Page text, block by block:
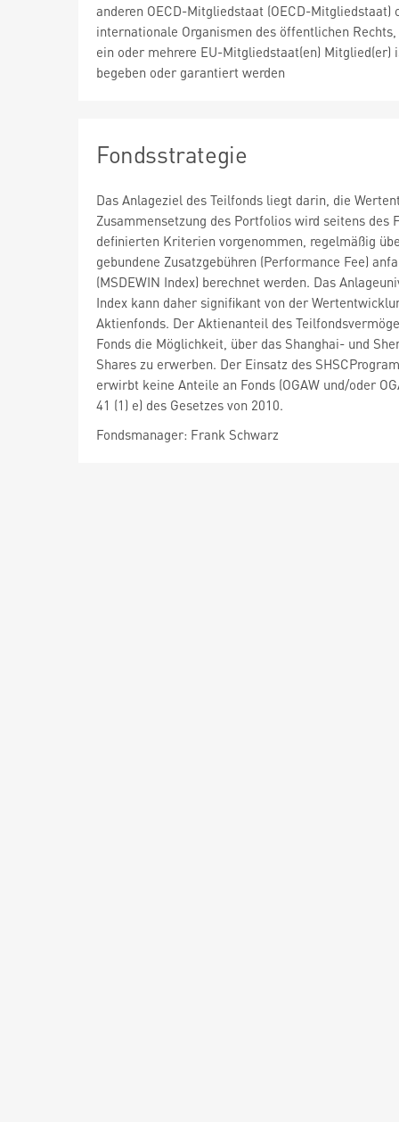
anderen OECD-Mitgliedstaat (OECD-Mitgliedstaat)
internationale Organismen des öffentlichen
ein oder mehrere EU-Mitgliedstaat(en) Mitglied(er)
begeben oder garantiert werden
Fondsstrategie
Das Anlageziel des Teilfonds liegt darin, die
Zusammensetzung des Portfolios wird seitens des
definierten Kriterien vorgenommen, regelmäßig
gebundene Zusatzgebühren (Performance Fee)
(MSDEWIN Index) berechnet werden. Das
Index kann daher signifikant von der
Aktienfonds. Der Aktienanteil des
Fonds die Möglichkeit, über das Shanghai- und
Shares zu erwerben. Der Einsatz des
erwirbt keine Anteile an Fonds (OGAW und/oder
41 (1) e) des Gesetzes von 2010.
Fondsmanager: Frank Schwarz